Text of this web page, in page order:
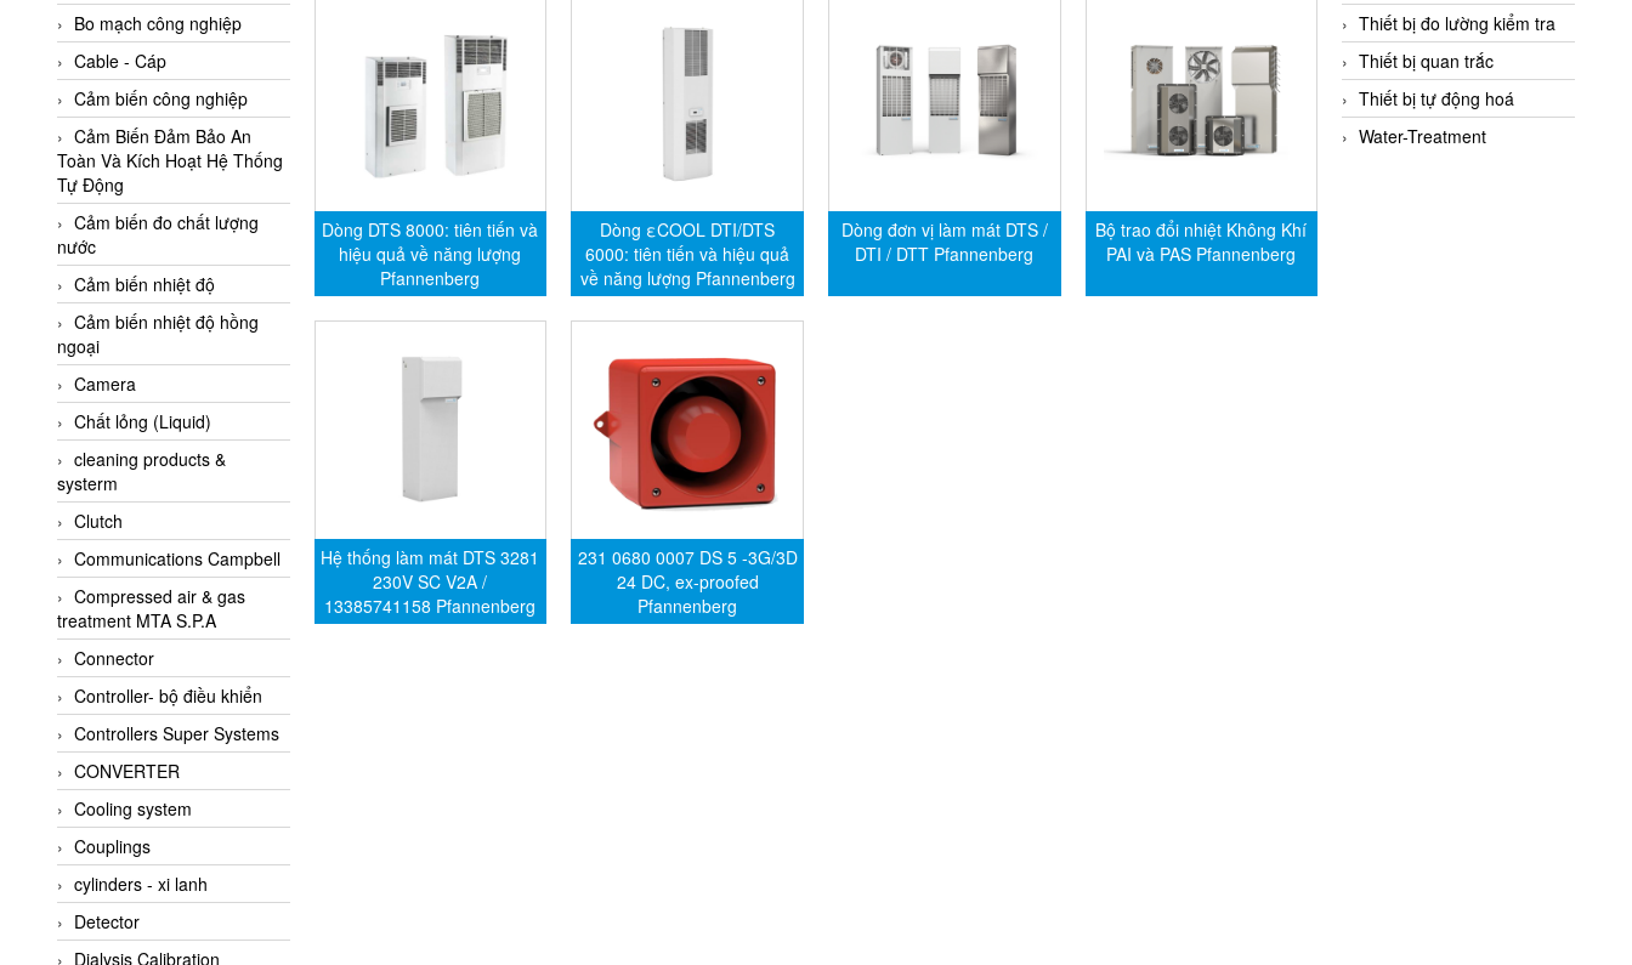
AIKOH
AINUO Vietnam
AIR MAJOR
Aira Euro Automation
Airtac Vietnam
Airtec Vietnam
AI-Tek Vietnam
Akerstroms Viet Nam
AKO Armaturen &
Separationstechnik
AKO Armaturen &
Separationstechnik Vietnam
AKUSENSE
ALA OFFICINE SPA
Albrecht-Automatik Viet
Nam
Allen Bradley Vietnam
Alpha Moisture Vietnam
Alpha-Achem Vietnam
Alphino
ALRE-IT Vietnam
Altech
Amarillo Gear
Ametek
AMPTRON Vietnam
AND Vietnam
Bo mạch công nghiệp
Cable - Cáp
Cảm biến công nghiệp
Cảm Biến Đảm Bảo An
Toàn Và Kích Hoạt Hệ Thống
Tự Động
Cảm biến đo chất lượng
nước
Cảm biến nhiệt độ
Cảm biến nhiệt độ hồng
ngoại
Camera
Chất lỏng (Liquid)
cleaning products &
systerm
Clutch
Communications Campbell
Compressed air & gas
treatment MTA S.P.A
Connector
Controller- bộ điều khiển
Controllers Super Systems
CONVERTER
Cooling system
Couplings
cylinders - xi lanh
Detector
Dialysis Calibration
Dòng DTS 8000: tiên tiến và
hiệu quả về năng lượng
Pfannenberg
Dòng εCOOL DTI/DTS
6000: tiên tiến và hiệu quả
về năng lượng Pfannenberg
Dòng đơn vị làm mát DTS /
DTI / DTT Pfannenberg
Bộ trao đổi nhiệt Không Khí
PAI và PAS Pfannenberg
Hệ thống làm mát DTS 3281
230V SC V2A /
13385741158 Pfannenberg
231 0680 0007 DS 5 -3G/3D
24 DC, ex-proofed
Pfannenberg
Thiết bị đo lường kiểm tra
Thiết bị quan trắc
Thiết bị tự động hoá
Water-Treatment